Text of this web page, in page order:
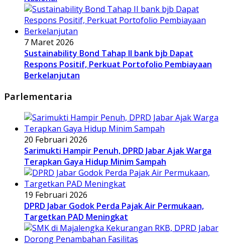
7 Maret 2026
Sustainability Bond Tahap II bank bjb Dapat
Respons Positif, Perkuat Portofolio Pembiayaan
Berkelanjutan
Parlementaria
20 Februari 2026
Sarimukti Hampir Penuh, DPRD Jabar Ajak Warga
Terapkan Gaya Hidup Minim Sampah
19 Februari 2026
DPRD Jabar Godok Perda Pajak Air Permukaan,
Targetkan PAD Meningkat